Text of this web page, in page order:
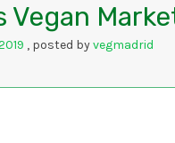
Vegan
posted byvegmadrid